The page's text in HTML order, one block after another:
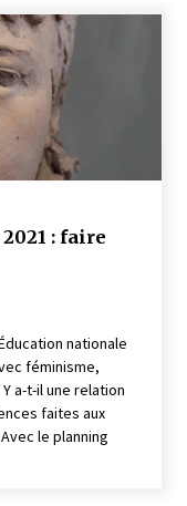
nationale
féminisme,
a-t-il une relation
faites aux
le planning